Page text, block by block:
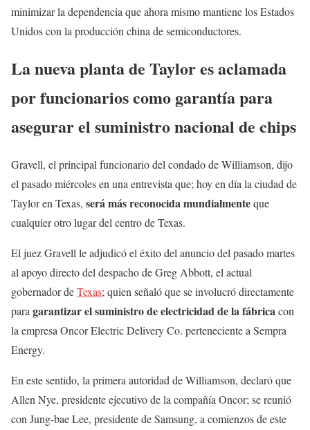
minimizar la dependencia que ahora mismo mantiene los Estados
Unidos con la producción china de semiconductores.
La nueva planta de Taylor es aclamada
por funcionarios como garantía para
asegurar el suministro nacional de chips
Gravell, el principal funcionario del condado de Williamson, dijo
el pasado miércoles en una entrevista que; hoy en día la ciudad de
Taylor en Texas, será más reconocida mundialmenteque
cualquier otro lugar del centro de Texas.
El juez Gravell le adjudicó el éxito del anuncio del pasado martes
al apoyo directo del despacho de Greg Abbott, el actual
gobernador deTexas; quien señaló que se involucró directamente
paragarantizar el suministro de electricidad de la fábricacon
la empresa Oncor Electric Delivery Co. perteneciente a Sempra
Energy.
En este sentido, la primera autoridad de Williamson, declaró que
Allen Nye, presidente ejecutivo de la compañía Oncor; se reunió
con Jung-bae Lee, presidente de Samsung, a comienzos de este